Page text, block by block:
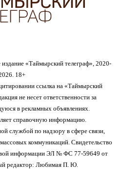
«Таймырский телеграф», 2020-
18+
ссылка на «Таймырский
не несет ответственности за
в рекламных объявлениях.
справочную информацию.
службой по надзору в сфере связи,
коммуникаций. Свидетельство
информации ЭЛ № ФС 77-59649 от
редактор: Любимая П. Ю.